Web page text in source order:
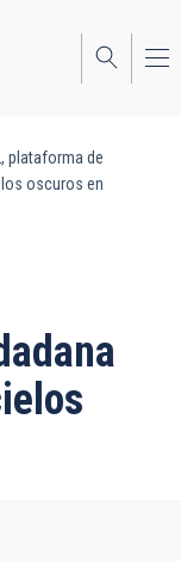
plataforma de
oscuros en